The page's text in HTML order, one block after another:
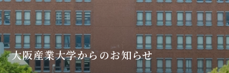
大阪産業大学からのお知らせ